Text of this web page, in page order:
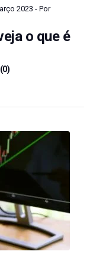
2023 - Por
o que é